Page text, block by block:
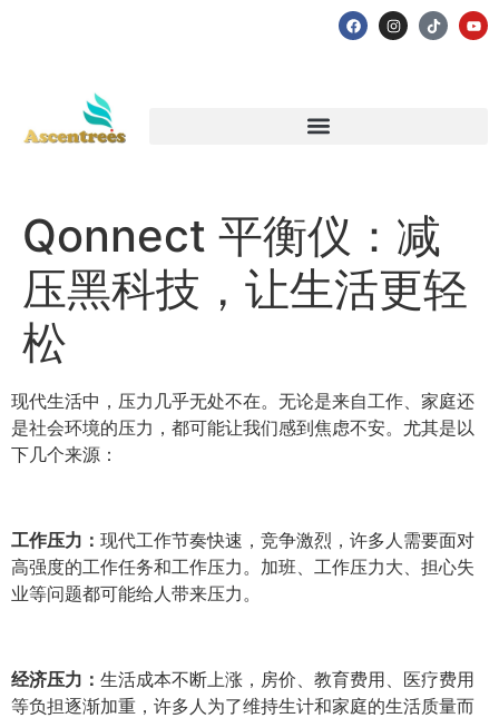
Qonnect 平衡仪：减
压黑科技，让生活更轻
松
现代生活中，压力几乎无处不在。无论是来自工作、家庭还
是社会环境的压力，都可能让我们感到焦虑不安。尤其是以
下几个来源：
工作压力： 现代工作节奏快速，竞争激烈，许多人需要面对
高强度的工作任务和工作压力。加班、工作压力大、担心失
业等问题都可能给人带来压力。
经济压力： 生活成本不断上涨，房价、教育费用、医疗费用
等负担逐渐加重，许多人为了维持生计和家庭的生活质量而